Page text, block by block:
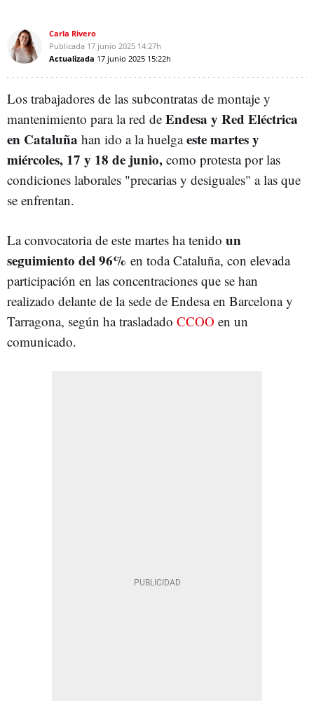
Carla Rivero
Publicada 17 junio 2025 14:27h
Actualizada 17 junio 2025 15:22h
Los trabajadores de las subcontratas de montaje y
mantenimiento para la red de Endesa y Red Eléctrica
en Cataluña han ido a la huelgaeste martes y
miércoles, 17 y 18 de junio, como protesta por las
condiciones laborales "precarias y desiguales" a las que
se enfrentan.
La convocatoria de este martes ha tenido un
seguimiento del 96% en toda Cataluña, con elevada
participación en las concentraciones que se han
realizado delante de la sede de Endesa en Barcelona y
Tarragona, según ha trasladado CCOO en un
comunicado.